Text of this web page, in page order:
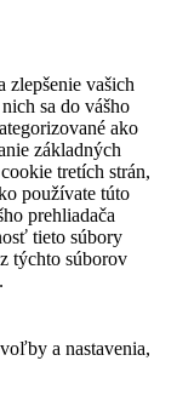
zlepšenie vašich
sa do vášho
ako
základných
tretích strán,
používate túto
prehliadača
tieto súbory
týchto súborov
a nastavenia,